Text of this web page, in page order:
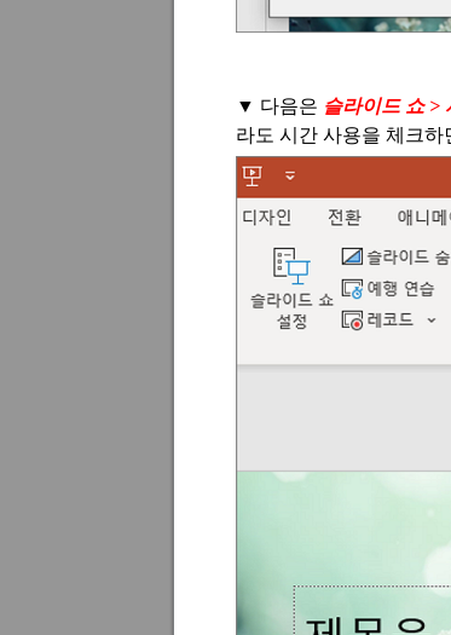
▼ 다음은 슬라이드 쇼 >
라도 시간 사용을 체크